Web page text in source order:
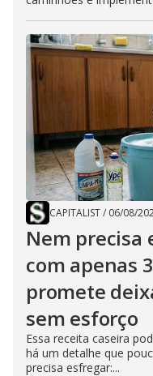
CAPITALIST/ 06/08/
Nem precisa
com apenas
promete
sem esforço
Essa receita caseira
há um detalhe que
precisa esfregar:...